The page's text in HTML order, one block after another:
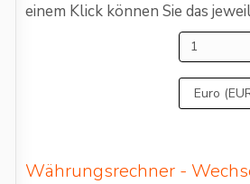
einem Klick können Sie das
Währungsrechner -